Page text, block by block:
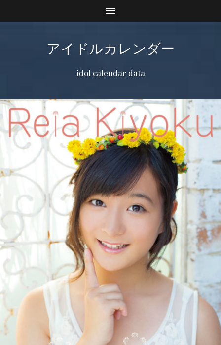
アイドルカレンダー
idol calendar data